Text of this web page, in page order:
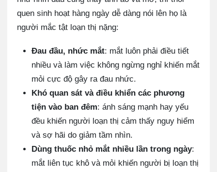
quen sinh hoạt hàng ngày dễ dàng nói lên họ là
người mắc tật loạn thị nặng:
Đau đầu, nhức mắt: mắt luôn phải điều tiết
nhiều và làm việc không ngừng nghỉ khiến mắt
mỏi cực độ gây ra đau nhức.
Khó quan sát và điều khiển các phương
tiện vào ban đêm: ánh sáng mạnh hay yếu
đều khiến người loạn thị cảm thấy nguy hiểm
và sợ hãi do giảm tầm nhìn.
Dùng thuốc nhỏ mắt nhiều lần trong ngày:
mắt liên tục khô và mỏi khiến người bị loạn thị